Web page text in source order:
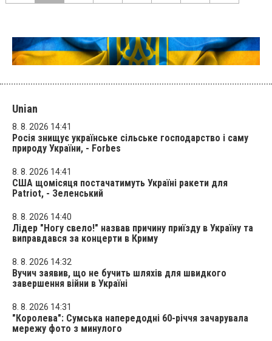
Unian
8. 8. 2026 14:41
Росія знищує українське сільське господарство і саму
природу України, - Forbes
8. 8. 2026 14:41
США щомісяця постачатимуть Україні ракети для
Patriot, - Зеленський
8. 8. 2026 14:40
Лідер "Ногу свело!" назвав причину приїзду в Україну та
виправдався за концерти в Криму
8. 8. 2026 14:32
Вучич заявив, що не бучить шляхів для швидкого
завершення війни в Україні
8. 8. 2026 14:31
"Королева": Сумська напередодні 60-річчя зачарувала
мережу фото з минулого